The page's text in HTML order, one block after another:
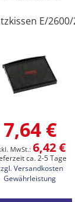
E/
7,64 €
6,42 €
ca. 2-5 Tage
Versandkosten
Gewährleistung